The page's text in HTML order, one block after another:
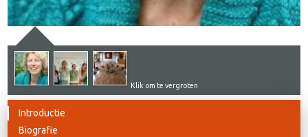
Klik om te vergroten
Introductie
Biografie